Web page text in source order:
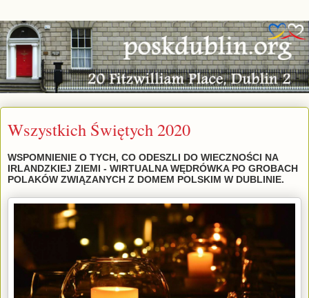
Wszystkich Świętych 2020
WSPOMNIENIE O TYCH, CO ODESZLI DO WIECZNOŚCI NA
IRLANDZKIEJ ZIEMI - WIRTUALNA WĘDRÓWKA PO GROBACH
POLAKÓW ZWIĄZANYCH Z DOMEM POLSKIM W DUBLINIE.